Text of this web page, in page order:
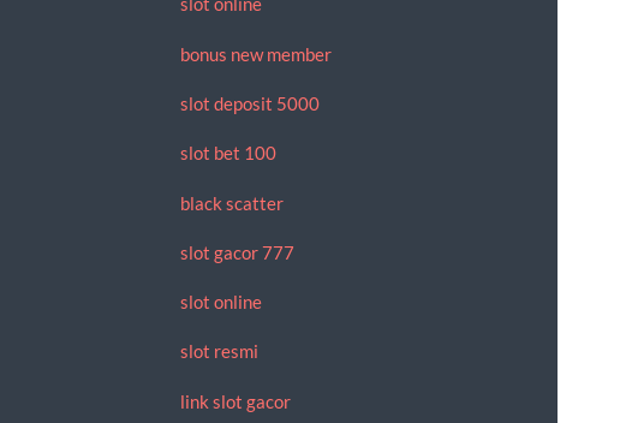
bonus new member
slot deposit 5000
slot bet 100
black scatter
slot gacor 777
slot online
slot resmi
link slot gacor